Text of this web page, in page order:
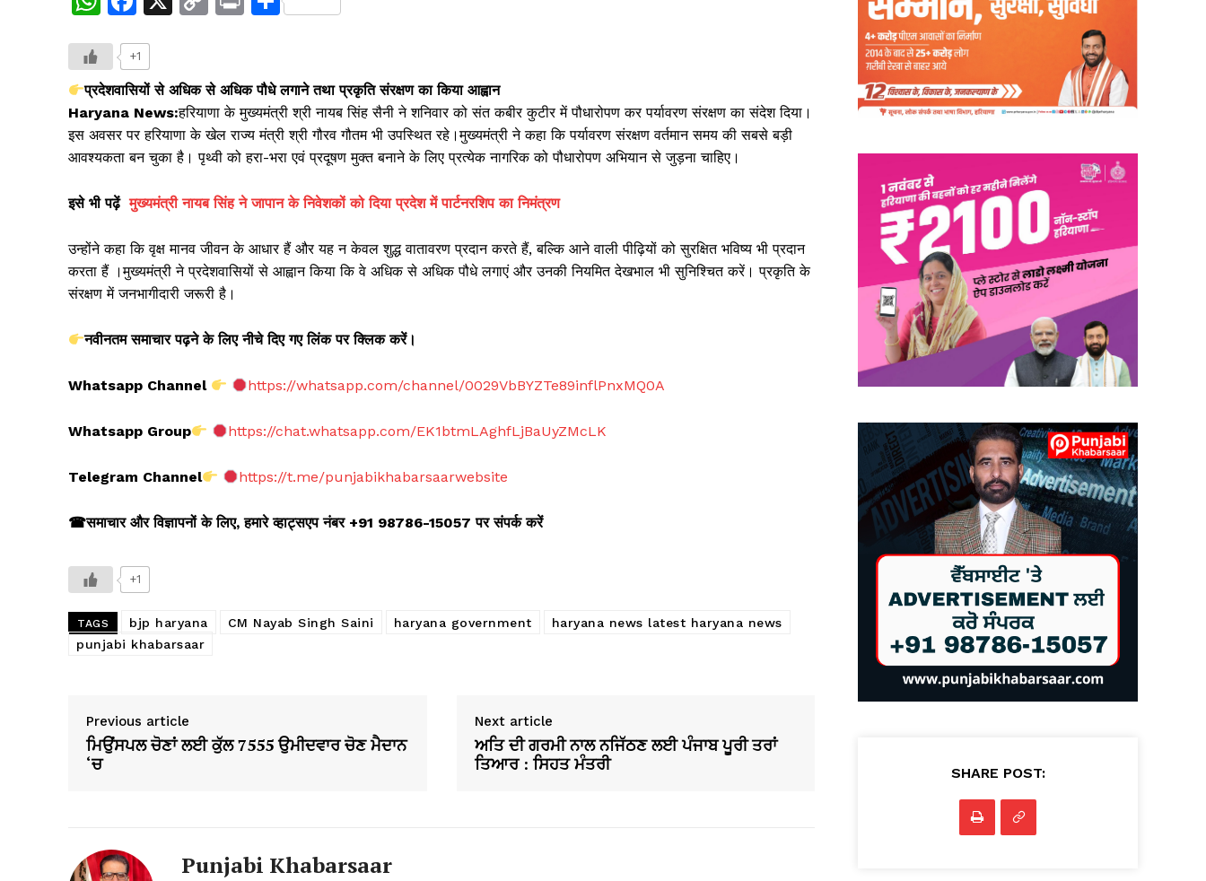
at
s
A
p
p
c
e
b
o
o
k
y
Li
n
k
e
+1
प्रदेशवासियों से अधिक से अधिक पौधे लगाने तथा प्रकृति संरक्षण का किया आह्वान
Haryana News:हरियाणा के मुख्यमंत्री श्री नायब सिंह सैनी ने शनिवार को संत कबीर कुटीर में पौधारोपण कर पर्यावरण संरक्षण का संदेश दिया।
इस अवसर पर हरियाणा के खेल राज्य मंत्री श्री गौरव गौतम भी उपस्थित रहे।मुख्यमंत्री ने कहा कि पर्यावरण संरक्षण वर्तमान समय की सबसे बड़ी
आवश्यकता बन चुका है। पृथ्वी को हरा-भरा एवं प्रदूषण मुक्त बनाने के लिए प्रत्येक नागरिक को पौधारोपण अभियान से जुड़ना चाहिए।
इसे भी पढ़ें मुख्यमंत्री नायब सिंह ने जापान के निवेशकों को दिया प्रदेश में पार्टनरशिप का निमंत्रण
उन्होंने कहा कि वृक्ष मानव जीवन के आधार हैं और यह न केवल शुद्ध वातावरण प्रदान करते हैं, बल्कि आने वाली पीढ़ियों को सुरक्षित भविष्य भी प्रदान
करता हैं ।मुख्यमंत्री ने प्रदेशवासियों से आह्वान किया कि वे अधिक से अधिक पौधे लगाएं और उनकी नियमित देखभाल भी सुनिश्चित करें। प्रकृति के
संरक्षण में जनभागीदारी जरूरी है।
नवीनतम समाचार पढ़ने के लिए नीचे दिए गए लिंक पर क्लिक करें।
Whatsapp Channel https://whatsapp.com/channel/0029VbBYZTe89inflPnxMQ0A
Whatsapp Group https://chat.whatsapp.com/EK1btmLAghfLjBaUyZMcLK
Telegram Channel https://t.me/punjabikhabarsaarwebsite
☎समाचार और विज्ञापनों के लिए,हमारे व्हाट्सएप नंबर +91 98786-15057 पर संपर्क करें
+1
TAGS bjp haryana CM Nayab Singh Saini haryana government
haryana news latest haryana news
punjabi khabarsaar
Previous article
ਮਿਉਂਸਪਲ ਚੋਣਾਂ ਲਈ ਕੁੱਲ 7555 ਉਮੀਦਵਾਰ ਚੋਣ ਮੈਦਾਨ
‘ਚ
Next article
ਅਤਿ ਦੀ ਗਰਮੀ ਨਾਲ ਨਜਿੱਠਣ ਲਈ ਪੰਜਾਬ ਪੂਰੀ ਤਰਾਂ
ਤਿਆਰ : ਸਿਹਤ ਮੰਤਰੀ
Punjabi Khabarsaar
SHARE POST: